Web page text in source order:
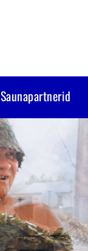
Saunapartnerid